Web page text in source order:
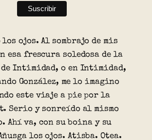
ojos. Al sombrajo de mis
esa frescura soledosa de la
de Intimidad, o en Intimidad,
González, me lo imagino
este viaje a pie por la
Serio y sonreído al mismo
Ahí va, con su boina y su
los ojos. Atisba. Otea.